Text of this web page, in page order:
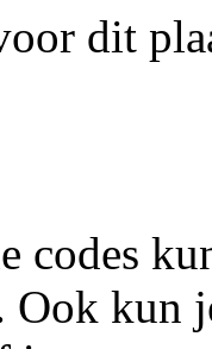
dit
codes
Ook kun